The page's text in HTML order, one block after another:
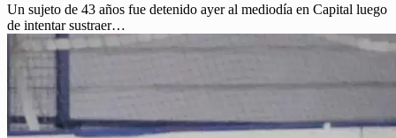
Un sujeto de 43 años fue detenido ayer al mediodía en Capital luego
de intentar sustraer…